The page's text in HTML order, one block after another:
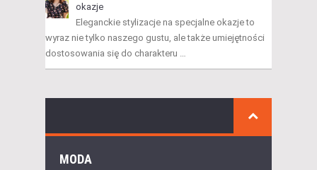
okazje
Eleganckie stylizacje na specjalne okazje to
wyraz nie tylko naszego gustu, ale także umiejętności
dostosowania się do charakteru …
MODA